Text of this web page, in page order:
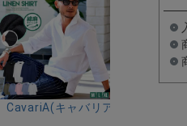
ーブニット/全12色
グパンツ/全5色
マ織り7分袖カプリシャツ/全9色
CavariA(キャバリア)コットンリ